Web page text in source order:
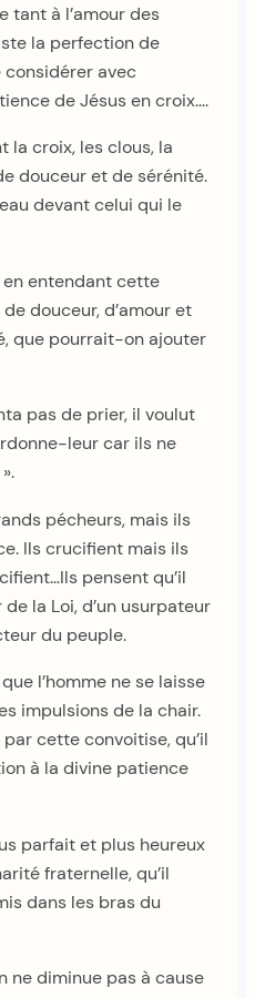
tant à l’amour des
la perfection de
considérer avec
de Jésus en croix….
la croix, les clous, la
douceur et de sérénité.
devant celui qui le
en entendant cette
douceur, d’amour et
que pourrait-on ajouter
pas de prier, il voulut
leur car ils ne
pécheurs, mais ils
Ils crucifient mais ils
pensent qu’il
de la Loi, d’un usurpateur
du peuple.
l’homme ne se laisse
impulsions de la chair.
cette convoitise, qu’il
à la divine patience
parfait et plus heureux
fraternelle, qu’il
dans les bras du
ne diminue pas à cause